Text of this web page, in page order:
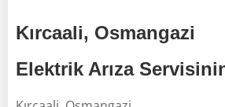
Kırcaali, Osmangazi
Elektrik Arıza